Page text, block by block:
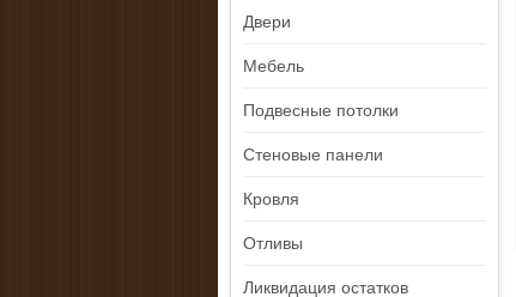
Двери
Мебель
Подвесные потолки
Стеновые панели
Кровля
Отливы
Ликвидация остатков